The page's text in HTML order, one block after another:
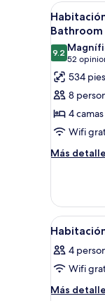
Queen
size
(Deluxe
Room
1Queen)
Abrir
todas
las
fotos
de
superior,
varias
camas
(2
2
Suite)
2
9.29.2 de 10
52
(52
534
8
4
Wifi
Más
Más
superior,
varias
camas
Bedroom
and
Bathroom
Abrir
todas
las
fotos
de
3
4
Wifi
Más
Más